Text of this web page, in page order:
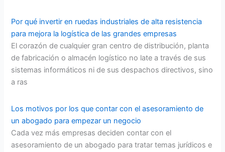
Por qué invertir en ruedas industriales de alta resistencia
para mejora la logística de las grandes empresas
El corazón de cualquier gran centro de distribución, planta
de fabricación o almacén logístico no late a través de sus
sistemas informáticos ni de sus despachos directivos, sino
a ras
Los motivos por los que contar con el asesoramiento de
un abogado para empezar un negocio
Cada vez más empresas deciden contar con el
asesoramiento de un abogado para tratar temas jurídicos e